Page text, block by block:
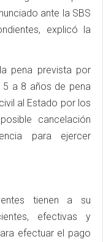
ante la SBS
explicó la
pena prevista por
5 a 8 años de pena
al Estado por los
cancelación
para ejercer
tienen a su
efectivas y
efectuar el pago